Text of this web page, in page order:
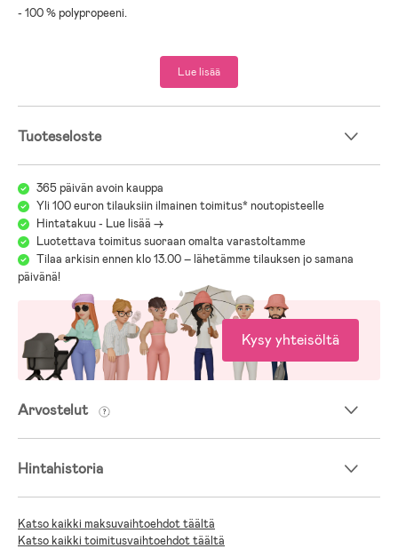
- 100 % polypropeeni.
Lue lisää
Tuoteseloste
365 päivän avoin kauppa
Yli 100 euron tilauksiin ilmainen toimitus* noutopisteelle
Hintatakuu - Lue lisää ->
Luotettava toimitus suoraan omalta varastoltamme
Tilaa arkisin ennen klo 13.00 – lähetämme tilauksen jo samana
päivänä!
Kysy yhteisöltä
Arvostelut
Hintahistoria
Katso kaikki maksuvaihtoehdot täältä
Katso kaikki toimitusvaihtoehdot täältä